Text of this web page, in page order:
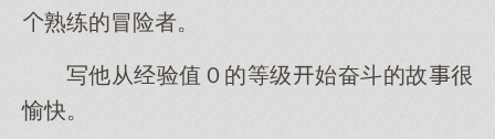
熟练的冒险者。
写他从经验值０的等级始奋斗的故很
愉快。